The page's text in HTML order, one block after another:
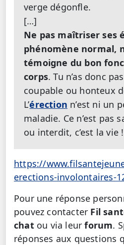
verge dégonfle.
[…]
Ne pas maîtriser ses
phénomène normal,
témoigne du bon
corps. Tu n’as donc
coupable ou honteux
L’érection n’est ni un
maladie. Ce n’est pas
ou interdit, c’est la vie !
https://
erections-involontaires-
Pour une réponse
pouvez contacter Fil
chatou via leurforum.
réponses aux questions